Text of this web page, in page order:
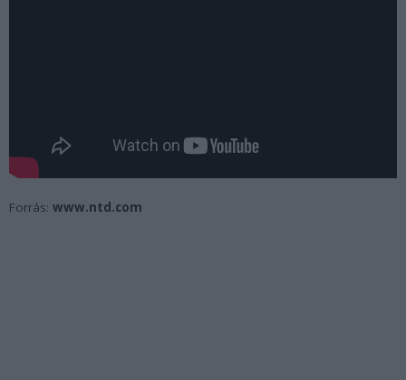
Forrás: www.ntd.com